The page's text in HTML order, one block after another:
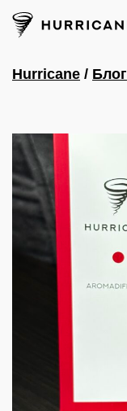
Hurricane / Блог